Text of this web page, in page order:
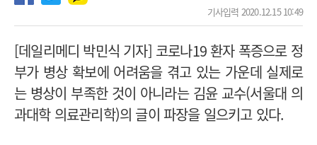
기사입력 2020.12.15 10:49
[데일리메디 박민식 기자] 코로나19 환자 폭증으로 정
부가 병상 확보에 어려움을 겪고 있는 가운데 실제로
는 병상이 부족한 것이 아니라는 김윤 교수(서울대 의
과대학 의료관리학)의 글이 파장을 일으키고 있다.